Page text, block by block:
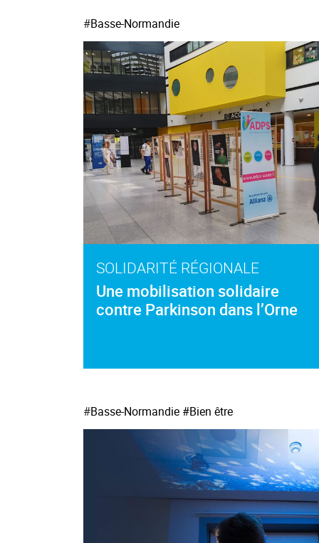
#Basse-Normandie
SOLIDARITÉ RÉGIONALE
Une mobilisation solidaire
contre Parkinson dans l’Orne
#Basse-Normandie #Bien être